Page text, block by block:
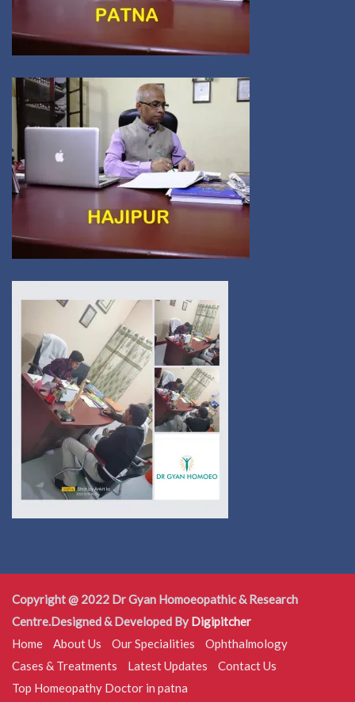
Copyright @ 2022 Dr Gyan Homoeopathic & Research
Centre.Designed & Developed By Digipitcher
Home
About Us Our Specialities
Ophthalmology
Cases & Treatments
Latest Updates
Contact Us
Top Homeopathy Doctor in patna